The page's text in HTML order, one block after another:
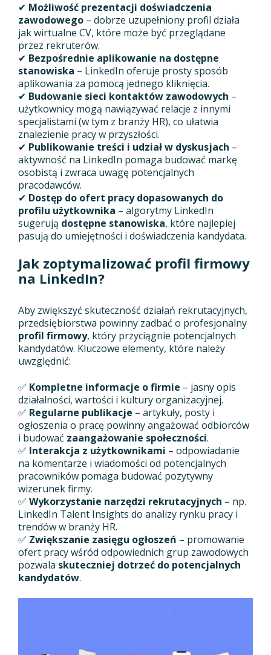
✔ Możliwość prezentacji doświadczenia
zawodowego – dobrze uzupełniony profil działa
jak wirtualne CV, które może być przeglądane
przez rekruterów.
✔ Bezpośrednie aplikowanie na dostępne
stanowiska – LinkedIn oferuje prosty sposób
aplikowania za pomocą jednego kliknięcia.
✔ Budowanie sieci kontaktów zawodowych –
użytkownicy mogą nawiązywać relacje z innymi
specjalistami (w tym z branży HR), co ułatwia
znalezienie pracy w przyszłości.
✔ Publikowanie treści i udział w dyskusjach –
aktywność na LinkedIn pomaga budować markę
osobistą i zwraca uwagę potencjalnych
pracodawców.
✔ Dostęp do ofert pracy dopasowanych do
profilu użytkownika – algorytmy LinkedIn
sugerują dostępne stanowiska, które najlepiej
pasują do umiejętności i doświadczenia kandydata.
Jak zoptymalizować profil firmowy
na LinkedIn?
Aby zwiększyć skuteczność działań rekrutacyjnych,
przedsiębiorstwa powinny zadbać o profesjonalny
profil firmowy, który przyciągnie potencjalnych
kandydatów. Kluczowe elementy, które należy
uwzględnić:
✅ Kompletne informacje o firmie – jasny opis
działalności, wartości i kultury organizacyjnej.
✅ Regularne publikacje – artykuły, posty i
ogłoszenia o pracę powinny angażować odbiorców
i budować zaangażowanie społeczności.
✅ Interakcja z użytkownikami – odpowiadanie
na komentarze i wiadomości od potencjalnych
pracowników pomaga budować pozytywny
wizerunek firmy.
✅ Wykorzystanie narzędzi rekrutacyjnych – np.
LinkedIn Talent Insights do analizy rynku pracy i
trendów w branży HR.
✅ Zwiększanie zasięgu ogłoszeń – promowanie
ofert pracy wśród odpowiednich grup zawodowych
pozwala skuteczniej dotrzeć do potencjalnych
kandydatów.